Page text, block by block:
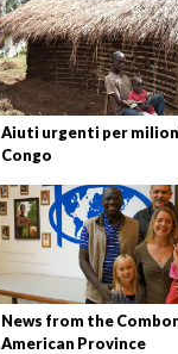
Aiuti urgenti per
Congo
News from the
American Province